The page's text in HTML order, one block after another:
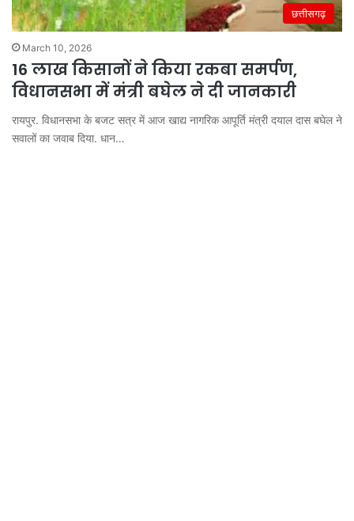
छत्तीसगढ़
March 10, 2026
16 लाख किसानों ने किया रकबा समर्पण,
विधानसभा में मंत्री बघेल ने दी जानकारी
रायपुर. विधानसभा के बजट सत्र में आज खाद्य नागरिक आपूर्ति मंत्री दयाल दास बघेल ने
सवालों का जवाब दिया. धान…